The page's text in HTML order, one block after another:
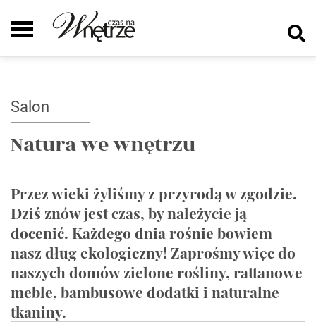
Salon
Natura we wnętrzu
Przez wieki żyliśmy z przyrodą w zgodzie.
Dziś znów jest czas, by należycie ją
docenić. Każdego dnia rośnie bowiem
nasz dług ekologiczny! Zaprośmy więc do
naszych domów zielone rośliny, rattanowe
meble, bambusowe dodatki i naturalne
tkaniny.